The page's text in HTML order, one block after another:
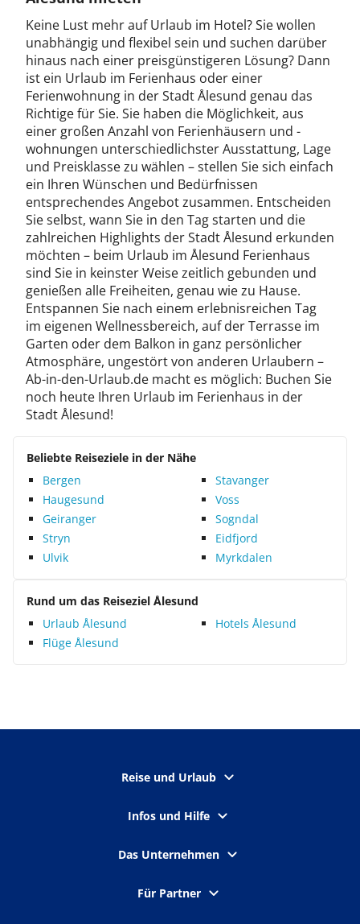
Keine Lust mehr auf Urlaub im Hotel? Sie wollen
unabhängig und flexibel sein und suchen darüber
hinaus nach einer preisgünstigeren Lösung? Dann
ist ein Urlaub im Ferienhaus oder einer
Ferienwohnung in der Stadt Ålesund genau das
Richtige für Sie. Sie haben die Möglichkeit, aus
einer großen Anzahl von Ferienhäusern und -
wohnungen unterschiedlichster Ausstattung, Lage
und Preisklasse zu wählen – stellen Sie sich einfach
ein Ihren Wünschen und Bedürfnissen
entsprechendes Angebot zusammen. Entscheiden
Sie selbst, wann Sie in den Tag starten und die
zahlreichen Highlights der Stadt Ålesund erkunden
möchten – beim Urlaub im Ålesund Ferienhaus
sind Sie in keinster Weise zeitlich gebunden und
genießen alle Freiheiten, genau wie zu Hause.
Entspannen Sie nach einem erlebnisreichen Tag
im eigenen Wellnessbereich, auf der Terrasse im
Garten oder dem Balkon in ganz persönlicher
Atmosphäre, ungestört von anderen Urlaubern –
Ab-in-den-Urlaub.de macht es möglich: Buchen Sie
noch heute Ihren Urlaub im Ferienhaus in der
Stadt Ålesund!
Beliebte Reiseziele in der Nähe
Bergen
Stavanger
Haugesund
Voss
Geiranger
Sogndal
Stryn
Eidfjord
Ulvik
Myrkdalen
Rund um das Reiseziel Ålesund
Urlaub Ålesund
Hotels Ålesund
Flüge Ålesund
Reise und Urlaub
Infos und Hilfe
Das Unternehmen
Für Partner